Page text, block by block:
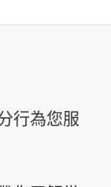
行為您服